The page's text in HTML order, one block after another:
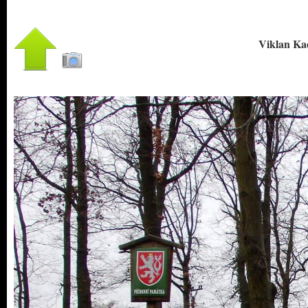
Viklan